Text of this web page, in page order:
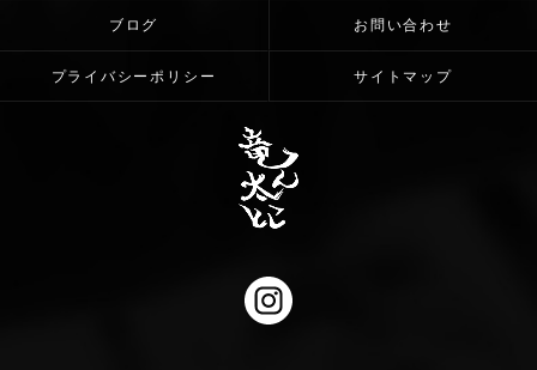
ブログ お問い合わせ
プライバシーポリシー サイトマップ